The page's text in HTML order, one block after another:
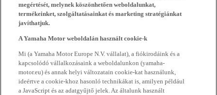
megértését, melynek köszönhetően weboldalunkat,
termékeinket, szolgáltatásainkat és marketing stratégiánkat
javíthatjuk.
A Yamaha Motor weboldalán használt cookie-k
Mi (a Yamaha Motor Europe N.V. vállalat), a fiókirodáink és a
kapcsolódó vállalkozásaink a weboldalunkon (yamaha-
motor.eu) és annak helyi változatain cookie-kat használunk,
ideértve a cookie-khoz hasonló technikákat is, amilyen például
a JavaScript és az adatgyűjtő jelek. Az általunk használt